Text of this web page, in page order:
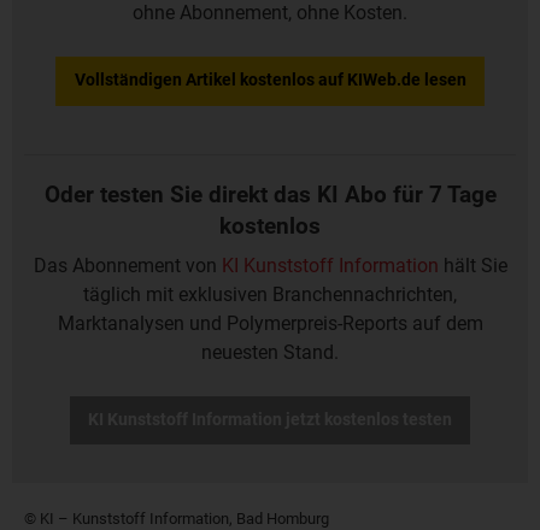
ohne Abonnement, ohne Kosten.
Vollständigen Artikel kostenlos auf KIWeb.de lesen
Oder testen Sie direkt das KI Abo für 7 Tage
kostenlos
Das Abonnement von KI Kunststoff Information hält Sie
täglich mit exklusiven Branchennachrichten,
Marktanalysen und Polymerpreis-Reports auf dem
neuesten Stand.
© KI – Kunststoff Information, Bad Homburg